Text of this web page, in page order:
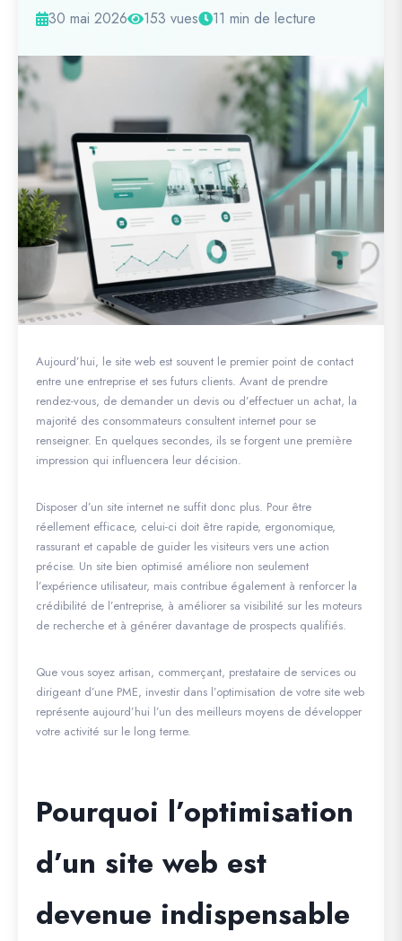
30 mai 2026 153 vues 11 min de lecture
Aujourd’hui, le site web est souvent le premier point de contact
entre une entreprise et ses futurs clients. Avant de prendre
rendez-vous, de demander un devis ou d’effectuer un achat, la
majorité des consommateurs consultent internet pour se
renseigner. En quelques secondes, ils se forgent une première
impression qui influencera leur décision.
Disposer d’un site internet ne suffit donc plus. Pour être
réellement efficace, celui-ci doit être rapide, ergonomique,
rassurant et capable de guider les visiteurs vers une action
précise. Un site bien optimisé améliore non seulement
l’expérience utilisateur, mais contribue également à renforcer la
crédibilité de l’entreprise, à améliorer sa visibilité sur les moteurs
de recherche et à générer davantage de prospects qualifiés.
Que vous soyez artisan, commerçant, prestataire de services ou
dirigeant d’une PME, investir dans l’optimisation de votre site web
représente aujourd’hui l’un des meilleurs moyens de développer
votre activité sur le long terme.
Pourquoi l’optimisation
d’un site web est
devenue indispensable